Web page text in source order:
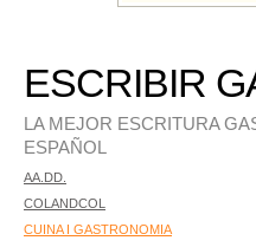
ESCRIBIR
LA MEJOR ESCRITURA
ESPAÑOL
AA.DD.
COLANDCOL
CUINA I GASTRONOMIA